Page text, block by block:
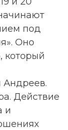
под
Оно
который
Андреев.
Действие
и